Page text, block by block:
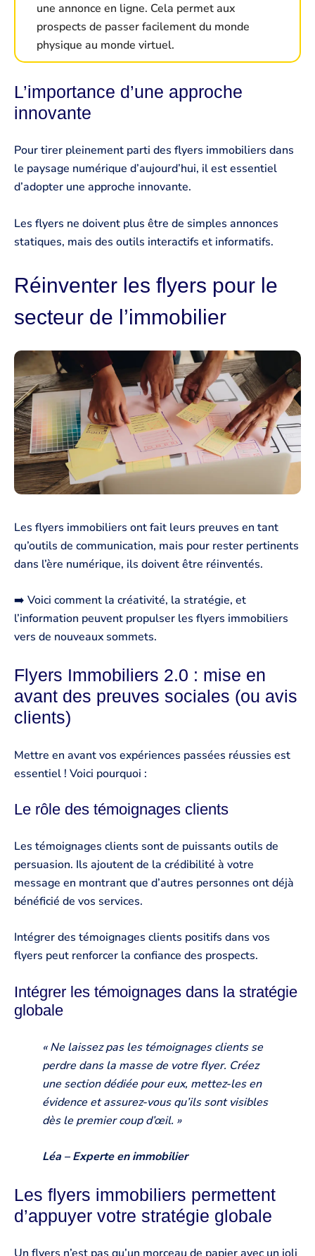
une annonce en ligne. Cela permet aux
prospects de passer facilement du monde
physique au monde virtuel.
L’importance d’une approche
innovante
Pour tirer pleinement parti des flyers immobiliers dans
le paysage numérique d’aujourd’hui, il est essentiel
d’adopter une approche innovante.
Les flyers ne doivent plus être de simples annonces
statiques, mais des outils interactifs et informatifs.
Réinventer les flyers pour le
secteur de l’immobilier
Les flyers immobiliers ont fait leurs preuves en tant
qu’outils de communication, mais pour rester pertinents
dans l’ère numérique, ils doivent être réinventés.
➡️ Voici comment la créativité, la stratégie, et
l’information peuvent propulser les flyers immobiliers
vers de nouveaux sommets.
Flyers Immobiliers 2.0 : mise en
avant des preuves sociales (ou avis
clients)
Mettre en avant vos expériences passées réussies est
essentiel ! Voici pourquoi :
Le rôle des témoignages clients
Les témoignages clients sont de puissants outils de
persuasion. Ils ajoutent de la crédibilité à votre
message en montrant que d’autres personnes ont déjà
bénéficié de vos services.
Intégrer des témoignages clients positifs dans vos
flyers peut renforcer la confiance des prospects.
Intégrer les témoignages dans la stratégie
globale
« Ne laissez pas les témoignages clients se
perdre dans la masse de votre flyer. Créez
une section dédiée pour eux, mettez-les en
évidence et assurez-vous qu’ils sont visibles
dès le premier coup d’œil. »
Léa – Experte en immobilier
Les flyers immobiliers permettent
d’appuyer votre stratégie globale